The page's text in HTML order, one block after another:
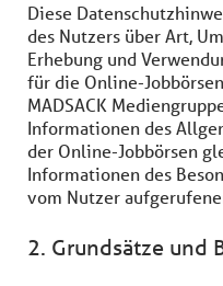
Diese
des Nutzers über Art,
Erhebung und
für die Online-
MADSACK
Informationen des
der Online-Jobbörsen
Informationen des
vom Nutzer
2. Grundsätze und